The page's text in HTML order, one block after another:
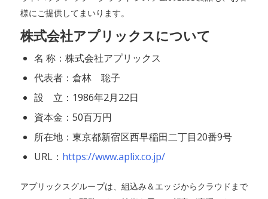
様にご提供してまいります。
株式会社アプリックスについて
名 称：株式会社アプリックス
代表者：倉林 聡子
設 立：1986年2月22日
資本金：50百万円
所在地：東京都新宿区西早稲田二丁目20番9号
URL： https://www.aplix.co.jp/
アプリックスグループは、組込み＆エッジからクラウドまで